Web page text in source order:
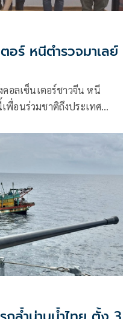
อร์ หนีตำรวจมาเลย์
คอลเซ็นเตอร์ชาวจีน หนี
พื่อนร่วมชาติถึงประเทศ